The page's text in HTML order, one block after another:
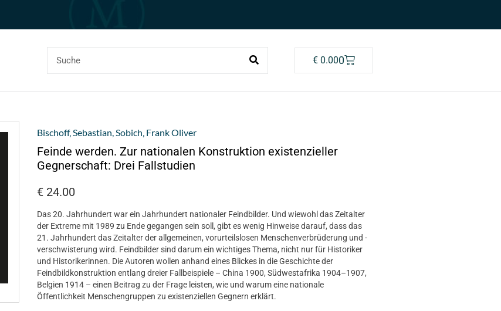
€0.000
Bischoff‚ Sebastian,Sobich‚ Frank Oliver
Feinde werden. Zur nationalen Konstruktion existenzieller
Gegnerschaft: Drei Fallstudien
€ 24.00
Das 20. Jahrhundert war ein Jahrhundert nationaler Feindbilder. Und wiewohl das Zeitalter
der Extreme mit 1989 zu Ende gegangen sein soll, gibt es wenig Hinweise darauf, dass das
21. Jahrhundert das Zeitalter der allgemeinen, vorurteilslosen Menschenverbrüderung und -
verschwisterung wird. Feindbilder sind darum ein wichtiges Thema, nicht nur für Historiker
und Historikerinnen. Die Autoren wollen anhand eines Blickes in die Geschichte der
Feindbildkonstruktion entlang dreier Fallbeispiele – China 1900, Südwestafrika 1904–1907,
Belgien 1914 – einen Beitrag zu der Frage leisten, wie und warum eine nationale
Öffentlichkeit Menschengruppen zu existenziellen Gegnern erklärt.